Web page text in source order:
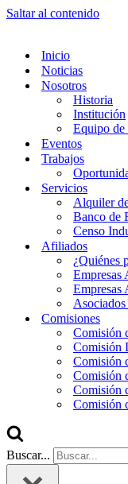
Saltar al contenido
Inicio
Noticias
Nosotros
Historia
Institución
Equipo de
Eventos
Trabajos
Servicios
Alquiler
Banco de
Censo
Afiliados
¿Quiénes
Empresas
Empresas
Comisiones
Comisión
Comisión
Comisión
Comisión
Comisión
Comisión
Buscar...